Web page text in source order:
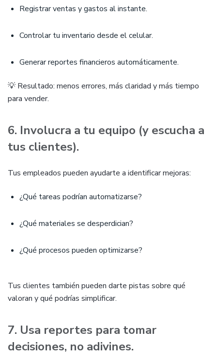
Registrar ventas y gastos al instante.
Controlar tu inventario desde el celular.
Generar reportes financieros automáticamente.
💡 Resultado: menos errores, más claridad y más tiempo
para vender.
6. Involucra a tu equipo (y escucha a
tus clientes).
Tus empleados pueden ayudarte a identificar mejoras:
¿Qué tareas podrían automatizarse?
¿Qué materiales se desperdician?
¿Qué procesos pueden optimizarse?
Tus clientes también pueden darte pistas sobre qué
valoran y qué podrías simplificar.
7. Usa reportes para tomar
decisiones, no adivines.